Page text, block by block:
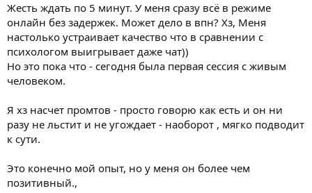
Жесть ждать по 5 минут. У меня сразу всё в режиме
онлайн без задержек. Может дело в впн? Хз, Меня
настолько устраивает качество что в сравнении с
психологом выигрывает даже чат))
Но это пока что - сегодня была первая сессия с живым
человеком.
Я хз насчет промтов - просто говорю как есть и он ни
разу не льстит и не угождает - наоборот , мягко подводит
к сути.
Это конечно мой опыт, но у меня он более чем
позитивный.,